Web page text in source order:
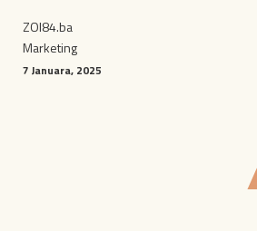
ZOI84.ba
Marketing
7 Januara, 2025